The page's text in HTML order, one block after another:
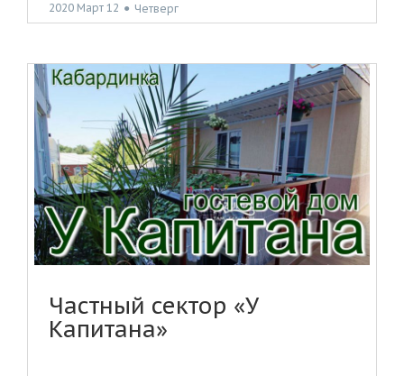
2020 Март 12 ● Четверг
Частный сектор «У
Капитана»